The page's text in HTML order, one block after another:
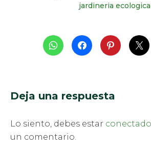
jardineria ecologica
Deja una respuesta
Lo siento, debes estar conectado
un comentario.